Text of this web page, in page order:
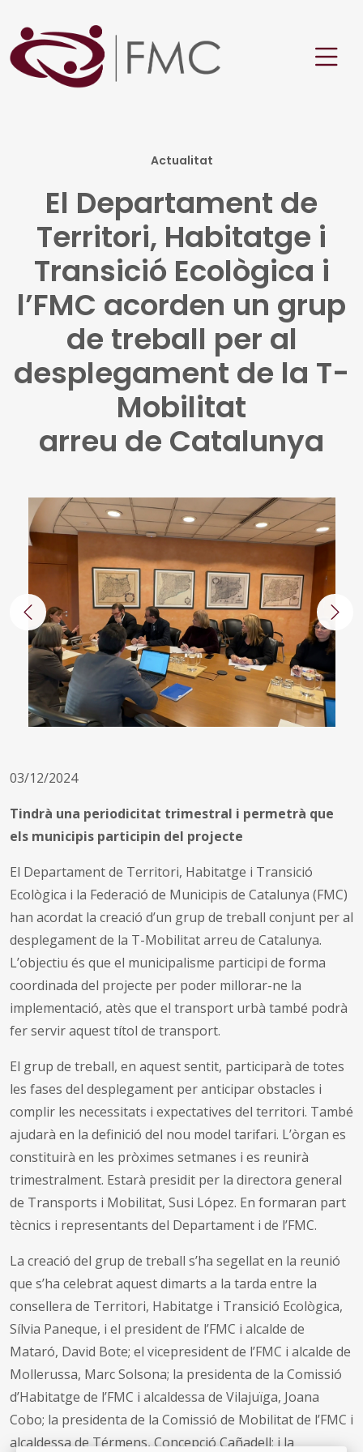
Actualitat
El Departament de
Territori, Habitatge i
Transició Ecològica i
l’FMC acorden un grup
de treball per al
desplegament de la T-
Mobilitat
arreu de Catalunya
Anterior
03/12/2024
Tindrà una periodicitat trimestral i permetrà que
els municipis participin del projecte
El Departament de Territori, Habitatge i Transició
Ecològica i la Federació de Municipis de Catalunya (FMC)
han acordat la creació d’un grup de treball conjunt per al
desplegament de la T-Mobilitat arreu de Catalunya.
L’objectiu és que el municipalisme participi de forma
coordinada del projecte per poder millorar-ne la
implementació, atès que el transport urbà també podrà
fer servir aquest títol de transport.
El grup de treball, en aquest sentit, participarà de totes
les fases del desplegament per anticipar obstacles i
complir les necessitats i expectatives del territori. També
ajudarà en la definició del nou model tarifari. L’òrgan es
constituirà en les pròximes setmanes i es reunirà
trimestralment. Estarà presidit per la directora general
de Transports i Mobilitat, Susi López. En formaran part
tècnics i representants del Departament i de l’FMC.
La creació del grup de treball s’ha segellat en la reunió
que s’ha celebrat aquest dimarts a la tarda entre la
consellera de Territori, Habitatge i Transició Ecològica,
Sílvia Paneque, i el president de l’FMC i alcalde de
Mataró, David Bote; el vicepresident de l’FMC i alcalde de
Mollerussa, Marc Solsona; la presidenta de la Comissió
d’Habitatge de l’FMC i alcaldessa de Vilajuïga, Joana
Cobo; la presidenta de la Comissió de Mobilitat de l’FMC i
alcaldessa de Térmens, Concepció Cañadell; i la